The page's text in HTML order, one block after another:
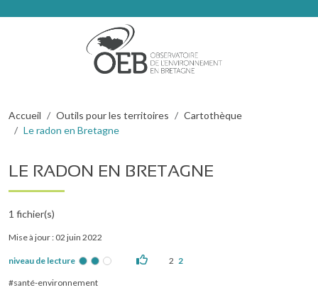
Fil d'Ariane
Accueil Outils pour les territoires
Cartothèque
Le radon en Bretagne
LE RADON EN BRETAGNE
1 fichier(s)
Mise à jour : 02 juin 2022
niveau de lecture 2 2
santé-environnement